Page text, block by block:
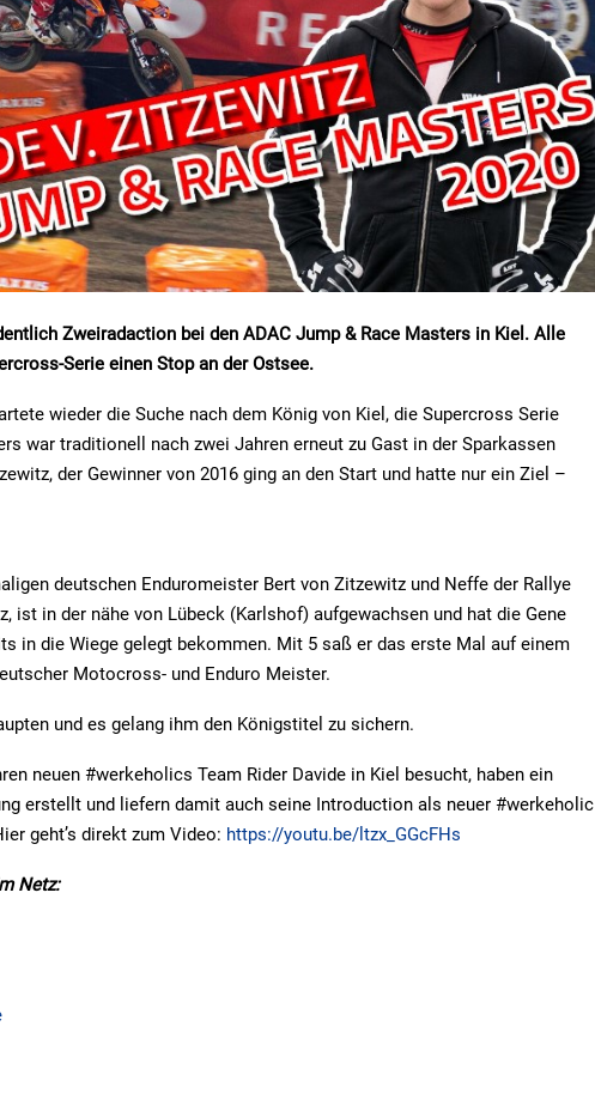
Zweiradaction bei den ADAC Jump & Race Masters in Kiel. Alle
Serie einen Stop an der Ostsee.
wieder die Suche nach dem König von Kiel, die Supercross Serie
war traditionell nach zwei Jahren erneut zu Gast in der Sparkassen
der Gewinner von 2016 ging an den Start und hatte nur ein Ziel –
deutschen Enduromeister Bert von Zitzewitz und Neffe der Rallye
ist in der nähe von Lübeck (Karlshof) aufgewachsen und hat die Gene
in die Wiege gelegt bekommen. Mit 5 saß er das erste Mal auf einem
Motocross- und Enduro Meister.
und es gelang ihm den Königstitel zu sichern.
neuen #werkeholics Team Rider Davide in Kiel besucht, haben ein
erstellt und liefern damit auch seine Introduction als neuer #werkeholic
geht’s direkt zum Video: https://youtu.be/ltzx_GGcFHs
Netz: